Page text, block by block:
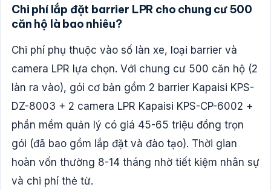
Chi phí lắp đặt barrier LPR cho chung cư 500
căn hộ là bao nhiêu?
Chi phí phụ thuộc vào số làn xe, loại barrier và
camera LPR lựa chọn. Với chung cư 500 căn hộ (2
làn ra vào), gói cơ bản gồm 2 barrier Kapaisi KPS-
DZ-8003 + 2 camera LPR Kapaisi KPS-CP-6002 +
phần mềm quản lý có giá 45-65 triệu đồng trọn
gói (đã bao gồm lắp đặt và đào tạo). Thời gian
hoàn vốn thường 8-14 tháng nhờ tiết kiệm nhân sự
và chi phí thẻ từ.